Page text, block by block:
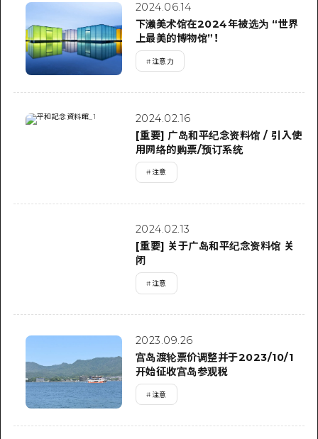
2024.06.14
下濑美术馆在2024年被选为 “世界
上最美的博物馆”！
# 注意力
2024.02.16
[重要] 广岛和平纪念资料馆 / 引入使
用网络的购票/预订系统
# 注意
2024.02.13
[重要] 关于广岛和平纪念资料馆 关
闭
# 注意
2023.09.26
宫岛渡轮票价调整并于2023/10/1
开始征收宫岛参观税
# 注意